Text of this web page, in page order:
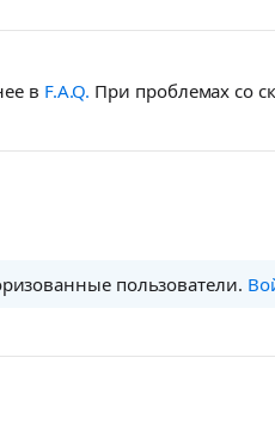
в F.A.Q. При проблемах со
пользователи.